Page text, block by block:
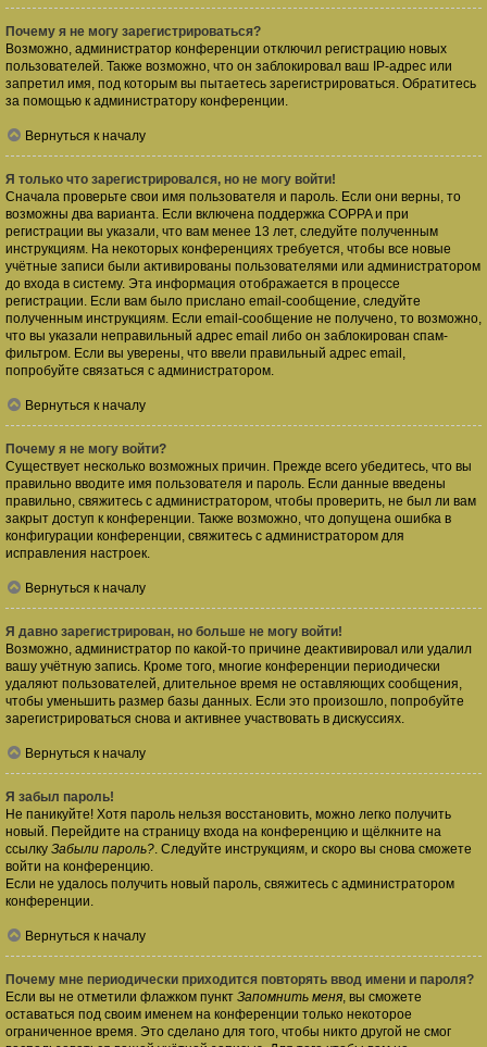
Почему я не могу зарегистрироваться?
Возможно, администратор конференции отключил регистрацию новых
пользователей. Также возможно, что он заблокировал ваш IP-адрес или
запретил имя, под которым вы пытаетесь зарегистрироваться. Обратитесь
за помощью к администратору конференции.
Вернуться к началу
Я только что зарегистрировался, но не могу войти!
Сначала проверьте свои имя пользователя и пароль. Если они верны, то
возможны два варианта. Если включена поддержка COPPA и при
регистрации вы указали, что вам менее 13 лет, следуйте полученным
инструкциям. На некоторых конференциях требуется, чтобы все новые
учётные записи были активированы пользователями или администратором
до входа в систему. Эта информация отображается в процессе
регистрации. Если вам было прислано email-сообщение, следуйте
полученным инструкциям. Если email-сообщение не получено, то возможно,
что вы указали неправильный адрес email либо он заблокирован спам-
фильтром. Если вы уверены, что ввели правильный адрес email,
попробуйте связаться с администратором.
Вернуться к началу
Почему я не могу войти?
Существует несколько возможных причин. Прежде всего убедитесь, что вы
правильно вводите имя пользователя и пароль. Если данные введены
правильно, свяжитесь с администратором, чтобы проверить, не был ли вам
закрыт доступ к конференции. Также возможно, что допущена ошибка в
конфигурации конференции, свяжитесь с администратором для
исправления настроек.
Вернуться к началу
Я давно зарегистрирован, но больше не могу войти!
Возможно, администратор по какой-то причине деактивировал или удалил
вашу учётную запись. Кроме того, многие конференции периодически
удаляют пользователей, длительное время не оставляющих сообщения,
чтобы уменьшить размер базы данных. Если это произошло, попробуйте
зарегистрироваться снова и активнее участвовать в дискуссиях.
Вернуться к началу
Я забыл пароль!
Не паникуйте! Хотя пароль нельзя восстановить, можно легко получить
новый. Перейдите на страницу входа на конференцию и щёлкните на
ссылку Забыли пароль?. Следуйте инструкциям, и скоро вы снова сможете
войти на конференцию.
Если не удалось получить новый пароль, свяжитесь с администратором
конференции.
Вернуться к началу
Почему мне периодически приходится повторять ввод имени и пароля?
Если вы не отметили флажком пункт Запомнить меня, вы сможете
оставаться под своим именем на конференции только некоторое
ограниченное время. Это сделано для того, чтобы никто другой не смог